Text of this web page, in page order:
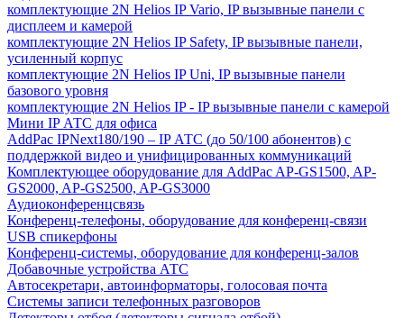
комплектующие 2N Helios IP Vario, IP вызывные панели с
дисплеем и камерой
комплектующие 2N Helios IP Safety, IP вызывные панели,
усиленный корпус
комплектующие 2N Helios IP Uni, IP вызывные панели
базового уровня
комплектующие 2N Helios IP - IP вызывные панели с камерой
Мини IP АТС для офиса
AddPac IPNext180/190 – IP АТС (до 50/100 абонентов) с
поддержкой видео и унифицированных коммуникаций
Комплектующее оборудование для AddPac AP-GS1500, AP-
GS2000, AP-GS2500, AP-GS3000
Аудиоконференцсвязь
Конференц-телефоны, оборудование для конференц-связи
USB спикерфоны
Конференц-системы, оборудование для конференц-залов
Добавочные устройства АТС
Автосекретари, автоинформаторы, голосовая почта
Системы записи телефонных разговоров